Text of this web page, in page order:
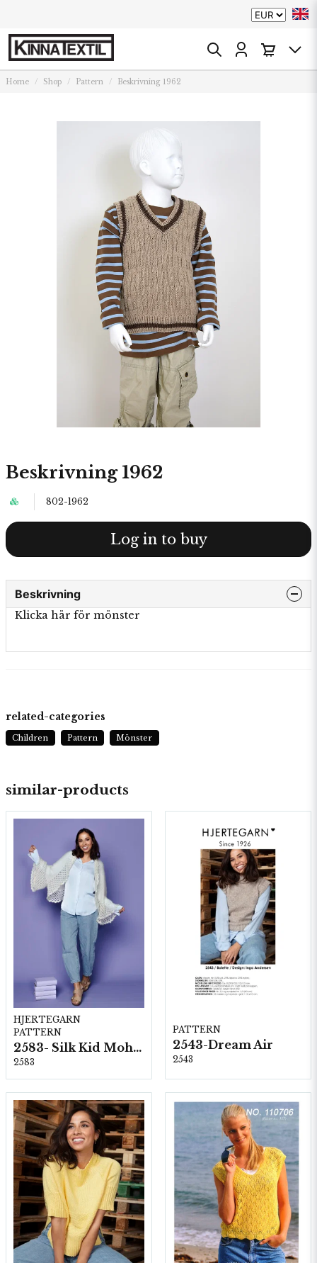
Home Shop Pattern Beskrivning 1962
Beskrivning 1962
802-1962
Log in to buy
Beskrivning
Klicka här för mönster
similar-products
HJERTEGARN
PATTERN
2583- Silk Kid Mohair
2583
PATTERN
2543-Dream Air
2543
related-categories
Children Pattern Mönster